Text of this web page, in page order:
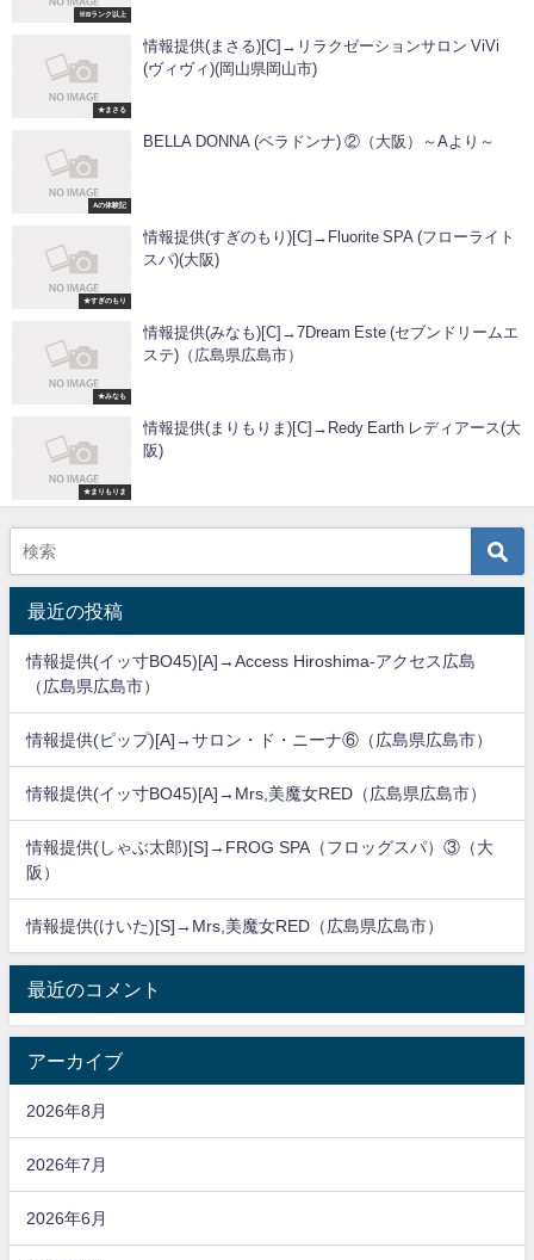
※Bランク以上
★まさる
情報提供(まさる)[C]→リラクゼーションサロン ViVi
(ヴィヴィ)(岡山県岡山市)
Aの体験記
BELLA DONNA (ベラドンナ) ②（大阪）～Aより～
★すぎのもり
情報提供(すぎのもり)[C]→Fluorite SPA (フローライト
スパ)(大阪)
★みなも
情報提供(みなも)[C]→7Dream Este (セブンドリームエ
ステ)（広島県広島市）
★まりもりま
情報提供(まりもりま)[C]→Redy Earth レディアース(大
阪)
最近の投稿
情報提供(イッ寸BO45)[A]→Access Hiroshima-アクセス広島
（広島県広島市）
情報提供(ピップ)[A]→サロン・ド・ニーナ⑥（広島県広島市）
情報提供(イッ寸BO45)[A]→Mrs,美魔女RED（広島県広島市）
情報提供(しゃぶ太郎)[S]→FROG SPA（フロッグスパ）③（大
阪）
情報提供(けいた)[S]→Mrs,美魔女RED（広島県広島市）
最近のコメント
アーカイブ
2026年8月
2026年7月
2026年6月